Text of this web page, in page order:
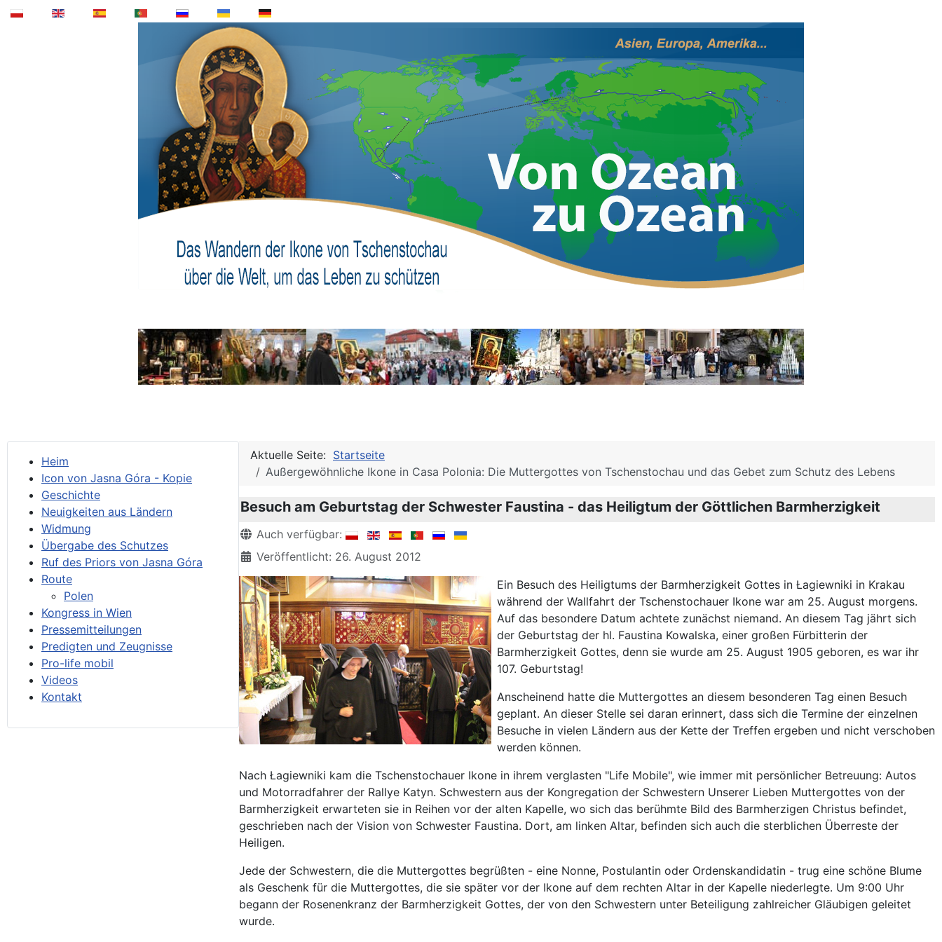
Heim
Icon von Jasna Góra - Kopie
Geschichte
Neuigkeiten aus Ländern
Widmung
Übergabe des Schutzes
Ruf des Priors von Jasna Góra
Route
Polen
Kongress in Wien
Pressemitteilungen
Predigten und Zeugnisse
Pro-life mobil
Videos
Kontakt
Aktuelle Seite: Startseite
Außergewöhnliche Ikone in Casa Polonia: Die Muttergottes von Tschenstochau und das Gebet zum Schutz des Lebens
Besuch am Geburtstag der Schwester Faustina - das Heiligtum der Göttlichen Barmherzigkeit
Details
Auch verfügbar:
Veröffentlicht: 26. August 2012
Ein Besuch des Heiligtums der Barmherzigkeit Gottes in Łagiewniki in Krakau
während der Wallfahrt der Tschenstochauer Ikone war am 25. August morgens.
Auf das besondere Datum achtete zunächst niemand. An diesem Tag jährt sich
der Geburtstag der hl. Faustina Kowalska, einer großen Fürbitterin der
Barmherzigkeit Gottes, denn sie wurde am 25. August 1905 geboren, es war ihr
107. Geburtstag!
Anscheinend hatte die Muttergottes an diesem besonderen Tag einen Besuch
geplant. An dieser Stelle sei daran erinnert, dass sich die Termine der einzelnen
Besuche in vielen Ländern aus der Kette der Treffen ergeben und nicht verschoben
werden können.
Nach Łagiewniki kam die Tschenstochauer Ikone in ihrem verglasten "Life Mobile", wie immer mit persönlicher Betreuung: Autos
und Motorradfahrer der Rallye Katyn. Schwestern aus der Kongregation der Schwestern Unserer Lieben Muttergottes von der
Barmherzigkeit erwarteten sie in Reihen vor der alten Kapelle, wo sich das berühmte Bild des Barmherzigen Christus befindet,
geschrieben nach der Vision von Schwester Faustina. Dort, am linken Altar, befinden sich auch die sterblichen Überreste der
Heiligen.
Jede der Schwestern, die die Muttergottes begrüßten - eine Nonne, Postulantin oder Ordenskandidatin - trug eine schöne Blume
als Geschenk für die Muttergottes, die sie später vor der Ikone auf dem rechten Altar in der Kapelle niederlegte. Um 9:00 Uhr
begann der Rosenenkranz der Barmherzigkeit Gottes, der von den Schwestern unter Beteiligung zahlreicher Gläubigen geleitet
wurde.